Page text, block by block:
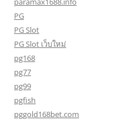
PG
PG Slot
PG Slot เว็บใหม่
pg168
pg77
pg99
pgfish
pggold168bet.com